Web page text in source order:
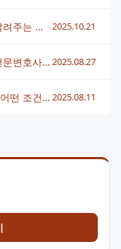
계약서법률검토, 기업 전문 변호사가 알려주는 필수 체크포인트 2025.10.21
중국법인청산 절차와 필요 서류, 기업전문변호사가 알려드리는 핵심 가이드 2025.08.27
기물파손죄, 기물파손죄가 성립하려면 어떤 조건이 필요한가요? 기업전문변호사의 해설 2025.08.11